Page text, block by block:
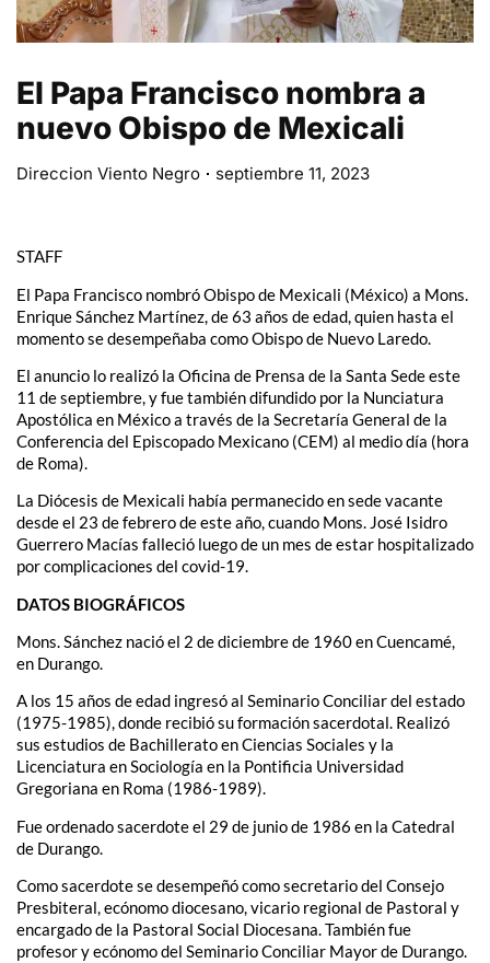
El Papa Francisco nombra a
nuevo Obispo de Mexicali
Direccion Viento Negro septiembre 11, 2023
STAFF
El Papa Francisco nombró Obispo de Mexicali (México) a Mons.
Enrique Sánchez Martínez, de 63 años de edad, quien hasta el
momento se desempeñaba como Obispo de Nuevo Laredo.
El anuncio lo realizó la Oficina de Prensa de la Santa Sede este
11 de septiembre, y fue también difundido por la Nunciatura
Apostólica en México a través de la Secretaría General de la
Conferencia del Episcopado Mexicano (CEM) al medio día (hora
de Roma).
La Diócesis de Mexicali había permanecido en sede vacante
desde el 23 de febrero de este año, cuando Mons. José Isidro
Guerrero Macías falleció luego de un mes de estar hospitalizado
por complicaciones del covid-19.
DATOS BIOGRÁFICOS
Mons. Sánchez nació el 2 de diciembre de 1960 en Cuencamé,
en Durango.
A los 15 años de edad ingresó al Seminario Conciliar del estado
(1975-1985), donde recibió su formación sacerdotal. Realizó
sus estudios de Bachillerato en Ciencias Sociales y la
Licenciatura en Sociología en la Pontificia Universidad
Gregoriana en Roma (1986-1989).
Fue ordenado sacerdote el 29 de junio de 1986 en la Catedral
de Durango.
Como sacerdote se desempeñó como secretario del Consejo
Presbiteral, ecónomo diocesano, vicario regional de Pastoral y
encargado de la Pastoral Social Diocesana. También fue
profesor y ecónomo del Seminario Conciliar Mayor de Durango.